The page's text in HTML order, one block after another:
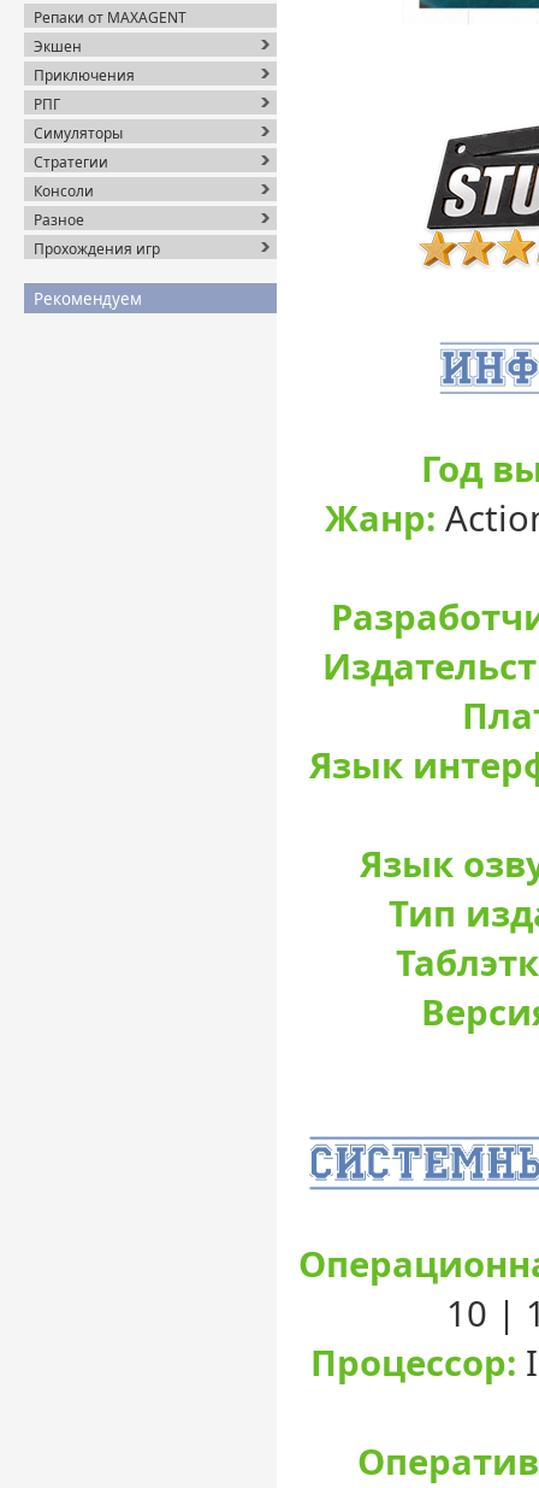
Репаки от MAXAGENT
Экшен
Приключения
РПГ
Симуляторы
Стратегии
Консоли
Разное
Прохождения игр
Рекомендуем
Год
Жанр:
Язык
Язык
Тип
10 |
Процессор: